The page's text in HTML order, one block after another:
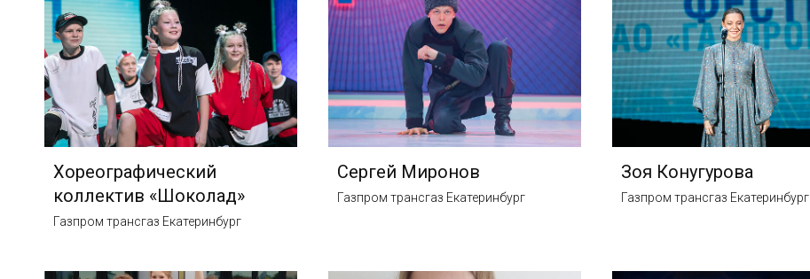
Хореографический
коллектив «Шоколад»
Газпром трансгаз Екатеринбург
Сергей Миронов
Газпром трансгаз Екатеринбург
Зоя Конугурова
Газпром трансгаз Екатеринбург